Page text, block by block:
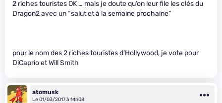
2 riches touristes OK … mais je doute qu’on leur file les clés du
Dragon2 avec un “salut et à la semaine prochaine”
pour le nom des 2 riches touristes d’Hollywood, je vote pour
DiCaprio et Will Smith
atomusk
Le 01/03/2017 à 14h08